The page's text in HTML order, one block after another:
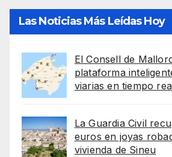
Las Noticias Más Leídas Hoy
El Consell de
plataforma
viarias en tiempo
La Guardia Civil
euros en joyas
vivienda de Sineu